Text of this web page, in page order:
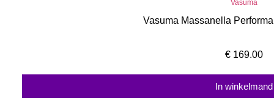
Vasuma
Vasuma Massanella
€ 169.00
In winkelmand